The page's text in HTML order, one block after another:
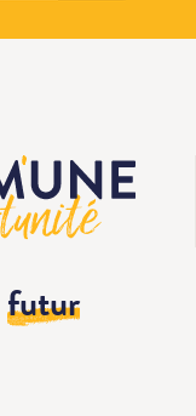
futur